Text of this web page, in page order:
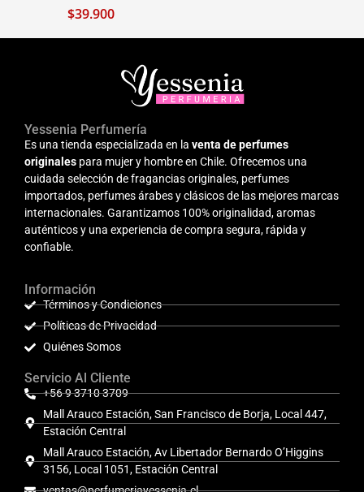
$39.900
Yessenia Perfumería
Es una tienda especializada en la venta de perfumes
originales para mujer y hombre en Chile. Ofrecemos una
cuidada selección de fragancias originales, perfumes
importados, perfumes árabes y clásicos de las mejores marcas
internacionales. Garantizamos 100% originalidad, aromas
auténticos y una experiencia de compra segura, rápida y
confiable.
Información
Términos y Condiciones
Políticas de Privacidad
Quiénes Somos
Servicio Al Cliente
+56 9 3710 3709
Mall Arauco Estación, San Francisco de Borja, Local 447,
Estación Central
Mall Arauco Estación, Av Libertador Bernardo O’Higgins
3156, Local 1051, Estación Central